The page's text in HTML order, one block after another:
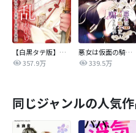
【白黒タテ版】孕むまで乱れいけ～身代わり花嫁と軍服の猛愛
357.9万
悪女は仮面の騎士に騙されない
339.5万
同じジャンルの人気